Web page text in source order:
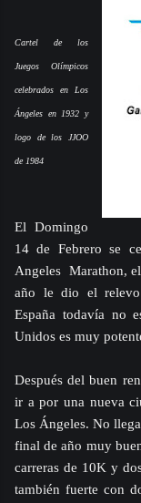
Cartel de los
Juegos Olímpicos
celebrados en Los
Ángeles en 1932 y
logo de los JJOO
de 1984
El Domingo
14 de Febrero se
Angeles Marathon, el
año le dio el relevo
España todavía no
Unidos es muy
Después del buen
ir a por una nueva
Los Ángeles. No
final de año muy
carreras de 10K y
también fuerte con